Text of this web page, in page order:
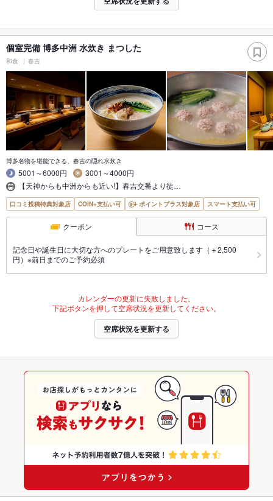
個室完備 博多中洲 水炊き まつした
和食 春吉
博多名物を堪能できる、春吉の隠れ水炊き
5001～6000円
3001～4000円
【天神からも中洲からも近い!】春吉交番より徒…
口コミ投稿特典対象店 COIN+支払い可 ポイントプラス対象店 スマート支払い可
クーポン コース
記念日や誕生日に大切な方へのプレートをご用意致します（＋2,500
円）※前日までのご予約必須
カレンダーの更新に失敗しました。
下記ボタンを押して空席状況を更新してください。
空席状況を更新する